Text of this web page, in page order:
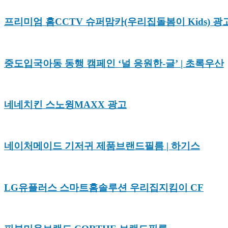
프리미엄 홈CCTV 슈퍼맘카(우리집돌봄이 Kids) 광
중도입국아동 동행 캠페인 ‘널 응원한-글’ | 초록우산
네네치킨 스노윙MAXX 광고
네이처메이드 기저귀 제품브랜드필름 | 하기스
LG유플러스 스마트홈솔루션 우리집지킴이 CF